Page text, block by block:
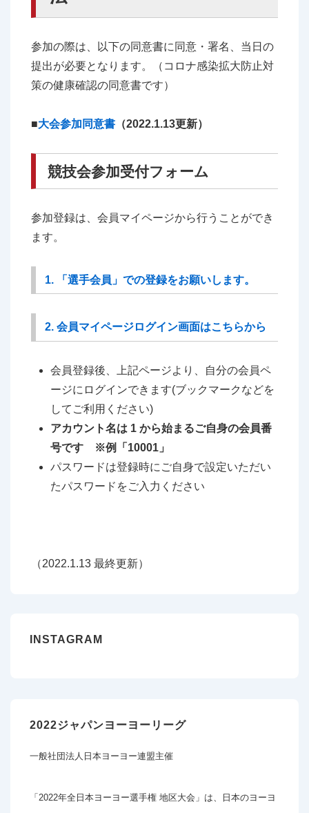
参加の際は、以下の同意書に同意・署名、当日の
提出が必要となります。（コロナ感染拡大防止対
策の健康確認の同意書です）
■大会参加同意書 （2022.1.13更新）
競技会参加受付フォーム
参加登録は、会員マイページから行うことができ
ます。
1. 「選手会員」での登録をお願いします。
2. 会員マイページログイン画面はこちらから
会員登録後、上記ページより、自分の会員ペ
ージにログインできます(ブックマークなどを
してご利用ください)
アカウント名は 1 から始まるご自身の会員番
号です ※例「10001」
パスワードは登録時にご自身で設定いただい
たパスワードをご入力ください
（2022.1.13 最終更新）
INSTAGRAM
2022ジャパンヨーヨーリーグ
一般社団法人日本ヨーヨー連盟主催
「2022年全日本ヨーヨー選手権 地区大会」は、日本のヨーヨ